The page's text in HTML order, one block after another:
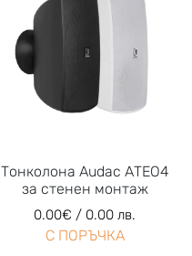
Тонколона Audac ATEO4
за стенен монтаж
0.00€ / 0.00 лв.
С ПОРЪЧКА